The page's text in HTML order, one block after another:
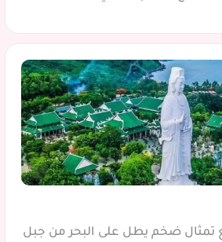
تمثال ضخم يطل على البحر من جبل